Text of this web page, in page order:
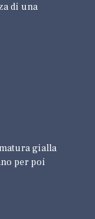
di una
gialla
per poi